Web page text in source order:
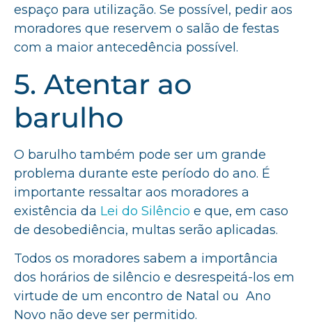
espaço para utilização. Se possível, pedir aos
moradores que reservem o salão de festas
com a maior antecedência possível.
5. Atentar ao
barulho
O barulho também pode ser um grande
problema durante este período do ano. É
importante ressaltar aos moradores a
existência da Lei do Silêncio e que, em caso
de desobediência, multas serão aplicadas.
Todos os moradores sabem a importância
dos horários de silêncio e desrespeitá-los em
virtude de um encontro de Natal ou Ano
Novo não deve ser permitido.